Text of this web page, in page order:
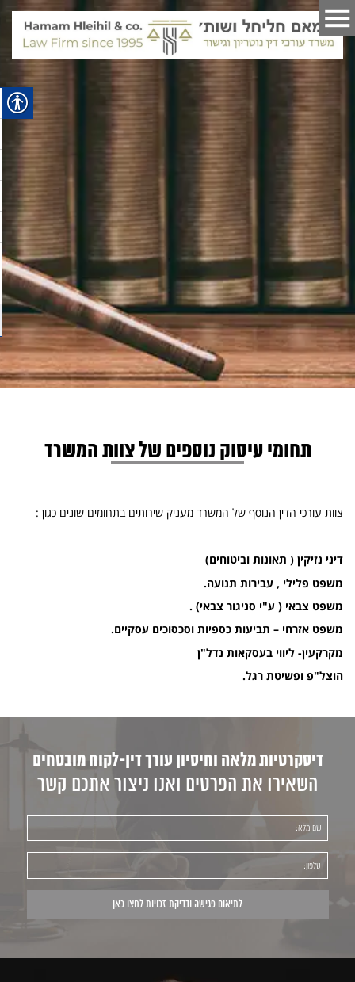
תחומי עיסוק נוספים של צוות המשרד
צוות עורכי הדין הנוסף של המשרד מעניק שירותים בתחומים שונים כגון :
דיני נזיקין ( תאונות וביטוחים)
משפט פלילי , עבירות תנועה.
משפט צבאי ( ע"י סניגור צבאי) .
משפט אזרחי – תביעות כספיות וסכסוכים עסקיים.
מקרקעין- ליווי בעסקאות נדל"ן
הוצל"פ ופשיטת רגל.
דיסקרטיות מלאה וחיסיון עורך דין-לקוח מובטחים
השאירו את הפרטים ואנו ניצור אתכם קשר